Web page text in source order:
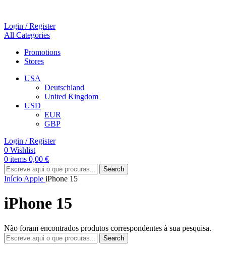
Login / Register
All Categories
Promotions
Stores
USA
Deutschland
United Kingdom
USD
EUR
GBP
Login / Register
0 Wishlist
0 items 0,00 €
Search
Início Apple iPhone 15
iPhone 15
Não foram encontrados produtos correspondentes à sua pesquisa.
Search